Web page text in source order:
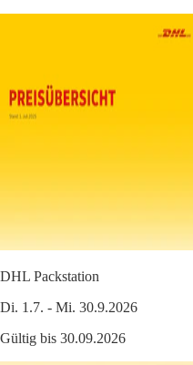
DHL Packstation
Di. 1.7. - Mi. 30.9.2026
Gültig bis 30.09.2026